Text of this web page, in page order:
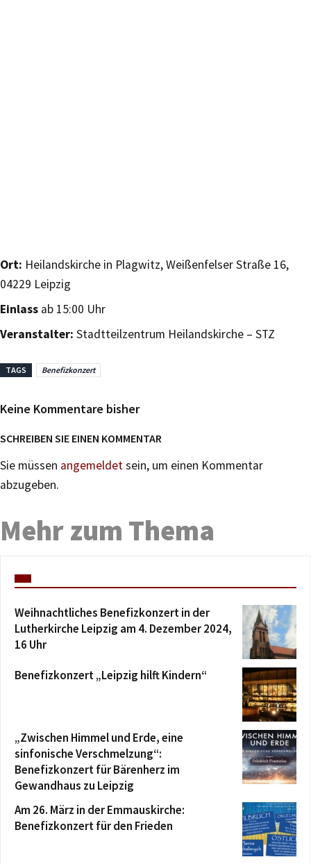
Ort: Heilandskirche in Plagwitz, Weißenfelser Straße 16,
04229 Leipzig
Einlass ab 15:00 Uhr
Veranstalter: Stadtteilzentrum Heilandskirche – STZ
TAGS Benefizkonzert
Keine Kommentare bisher
SCHREIBEN SIE EINEN KOMMENTAR
Sie müssen angemeldetsein, um einen Kommentar
abzugeben.
Mehr zum Thema
Weihnachtliches Benefizkonzert in der
Lutherkirche Leipzig am 4. Dezember 2024,
16 Uhr
Benefizkonzert „Leipzig hilft Kindern“
„Zwischen Himmel und Erde, eine
sinfonische Verschmelzung“:
Benefizkonzert für Bärenherz im
Gewandhaus zu Leipzig
Am 26. März in der Emmauskirche:
Benefizkonzert für den Frieden